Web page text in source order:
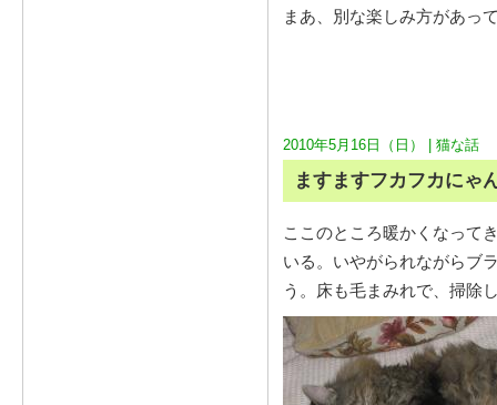
まあ、別な楽しみ方があっ
2010年5月16日（日） | 猫な話
ますますフカフカにゃ
ここのところ暖かくなって
いる。いやがられながらブ
う。床も毛まみれで、掃除